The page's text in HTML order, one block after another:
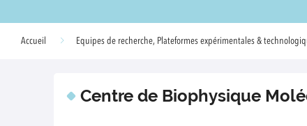
Accueil Equipes de recherche, Plateformes expérimentales &
Centre de Biophysique